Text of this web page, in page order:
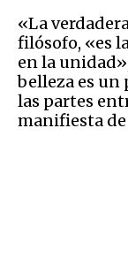
«La
filósofo, «es
en la
belleza es
las partes
manifiesta